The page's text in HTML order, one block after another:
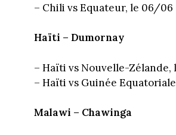
– Chili vs Equateur, le 06/06
Haïti – Dumornay
– Haïti vs Nouvelle-
– Haïti vs Guinée
Malawi – Chawinga